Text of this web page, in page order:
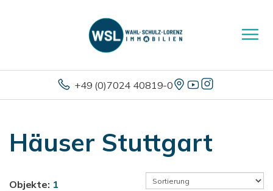
+49 (0)7024 40819-0
Häuser Stuttgart
Objekte: 1